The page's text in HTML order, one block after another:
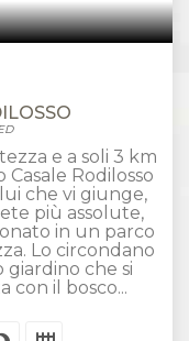
e a soli 3 km
Rodilosso
che vi giunge,
più assolute,
in un parco
Lo circondano
che si
con il bosco...